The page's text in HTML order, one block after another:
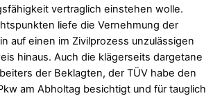
vertraglich einstehen wolle.
liefe die Vernehmung der
auf einen im Zivilprozess unzulässigen
hinaus. Auch die klägerseits dargetane
der Beklagten, der TÜV habe den
am Abholtag besichtigt und für tauglich